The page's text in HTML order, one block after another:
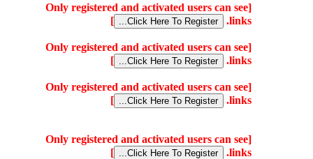
[Only registered and activated users can see
links.
]
[Only registered and activated users can see
links.
]
[Only registered and activated users can see
links.
]
[Only registered and activated users can see
links.
]